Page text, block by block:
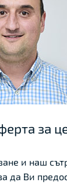
за
и наш
да Ви